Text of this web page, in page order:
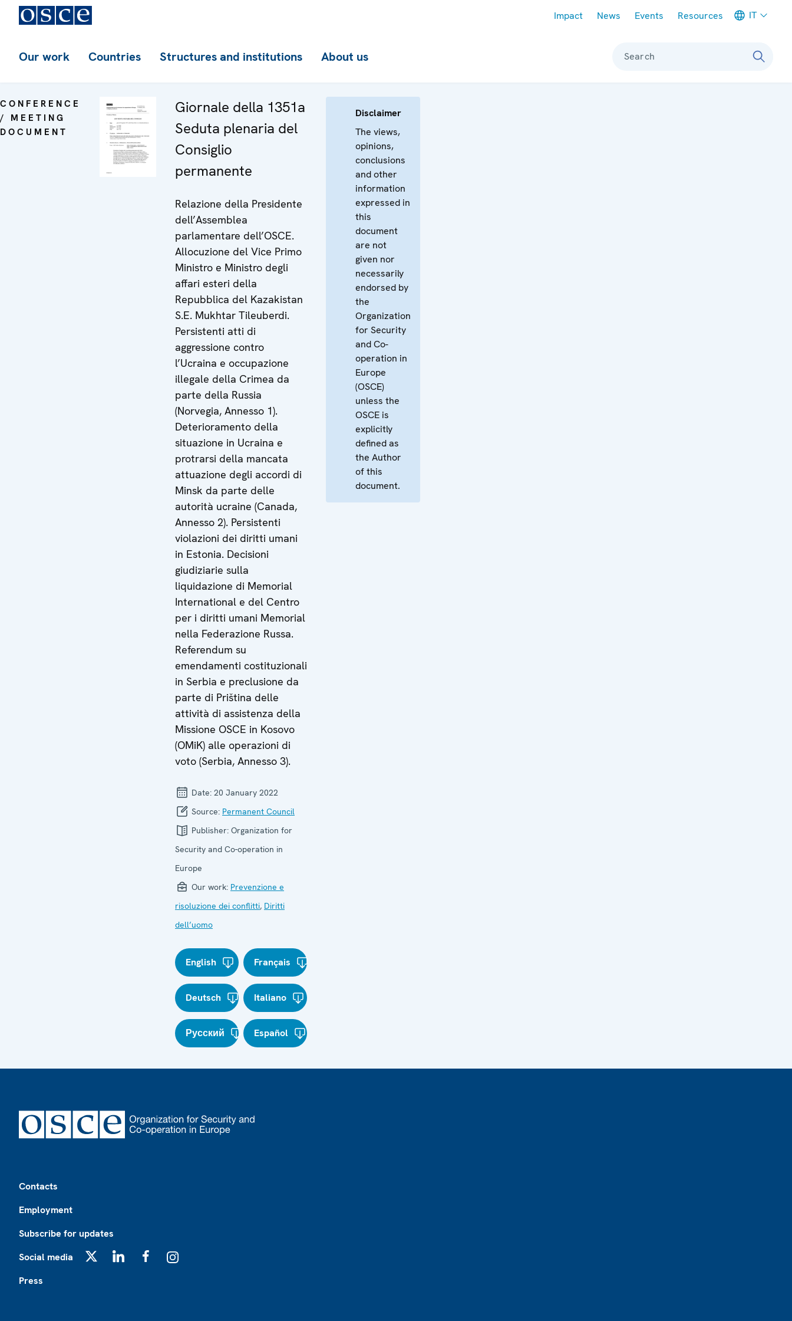
Impact News Events Resources IT
Our work Countries Structures and institutions About us Search
CONFERENCE
/ MEETING
DOCUMENT
Giornale della 1351a
Seduta plenaria del
Consiglio
permanente
Relazione della Presidente
dell’Assemblea
parlamentare dell’OSCE.
Allocuzione del Vice Primo
Ministro e Ministro degli
affari esteri della
Repubblica del Kazakistan
S.E. Mukhtar Tileuberdi.
Persistenti atti di
aggressione contro
l’Ucraina e occupazione
illegale della Crimea da
parte della Russia
(Norvegia, Annesso 1).
Deterioramento della
situazione in Ucraina e
protrarsi della mancata
attuazione degli accordi di
Minsk da parte delle
autorità ucraine (Canada,
Annesso 2). Persistenti
violazioni dei diritti umani
in Estonia. Decisioni
giudiziarie sulla
liquidazione di Memorial
International e del Centro
per i diritti umani Memorial
nella Federazione Russa.
Referendum su
emendamenti costituzionali
in Serbia e preclusione da
parte di Priština delle
attività di assistenza della
Missione OSCE in Kosovo
(OMiK) alle operazioni di
voto (Serbia, Annesso 3).
Date: 20 January 2022
Source: Permanent Council
Publisher: Organization for
Security and Co-operation in
Europe
Our work: Prevenzione e
risoluzione dei conflitti, Diritti
dell’uomo
English Français
Deutsch Italiano
Русский Español
Disclaimer
The views,
opinions,
conclusions
and other
information
expressed in
this
document
are not
given nor
necessarily
endorsed by
the
Organization
for Security
and Co-
operation in
Europe
(OSCE)
unless the
OSCE is
explicitly
defined as
the Author
of this
document.
Contacts
Employment
Subscribe for updates
Social media
Press